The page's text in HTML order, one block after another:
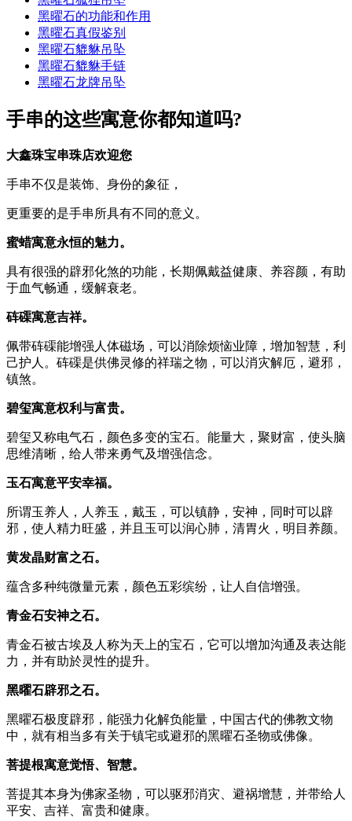
黑曜石的功能和作用
黑曜石真假鉴别
黑曜石貔貅吊坠
黑曜石貔貅手链
黑曜石龙牌吊坠
手串的这些寓意你都知道吗?
大鑫珠宝串珠店欢迎您
手串不仅是装饰、身份的象征，
更重要的是手串所具有不同的意义。
蜜蜡寓意永恒的魅力。
具有很强的辟邪化煞的功能，长期佩戴益健康、养容颜，有助
于血气畅通，缓解衰老。
砗磲寓意吉祥。
佩带砗磲能增强人体磁场，可以消除烦恼业障，增加智慧，利
己护人。砗磲是供佛灵修的祥瑞之物，可以消灾解厄，避邪，
镇煞。
碧玺寓意权利与富贵。
碧玺又称电气石，颜色多变的宝石。能量大，聚财富，使头脑
思维清晰，给人带来勇气及增强信念。
玉石寓意平安幸福。
所谓玉养人，人养玉，戴玉，可以镇静，安神，同时可以辟
邪，使人精力旺盛，并且玉可以润心肺，清胃火，明目养颜。
黄发晶财富之石。
蕴含多种纯微量元素，颜色五彩缤纷，让人自信增强。
青金石安神之石。
青金石被古埃及人称为天上的宝石，它可以增加沟通及表达能
力，并有助於灵性的提升。
黑曜石辟邪之石。
黑曜石极度辟邪，能强力化解负能量，中国古代的佛教文物
中，就有相当多有关于镇宅或避邪的黑曜石圣物或佛像。
菩提根寓意觉悟、智慧。
菩提其本身为佛家圣物，可以驱邪消灾、避祸增慧，并带给人
平安、吉祥、富贵和健康。